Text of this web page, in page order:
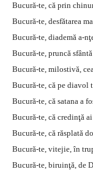
Bucură-te, că prin
Bucură-te, desfătarea
Bucură-te, diademă a-
Bucură-te, pruncă
Bucură-te, milostivă,
Bucură-te, că pe diavol
Bucură-te, că satana a
Bucură-te, că credinţă
Bucură-te, că răsplată
Bucură-te, vitejie, în
Bucură-te, biruinţă, de